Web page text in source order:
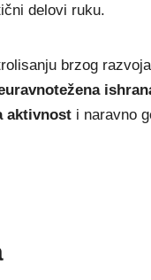
delovi ruku.
brzog
aktivnost i naravno